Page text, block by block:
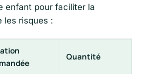
enfant pour faciliter la
les risques :
Quantité